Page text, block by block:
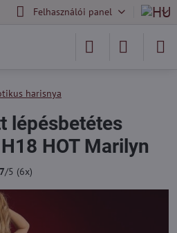
Felhasználói panel
harisnya
lépésbetétes
HOT Marilyn
/5 (6x)